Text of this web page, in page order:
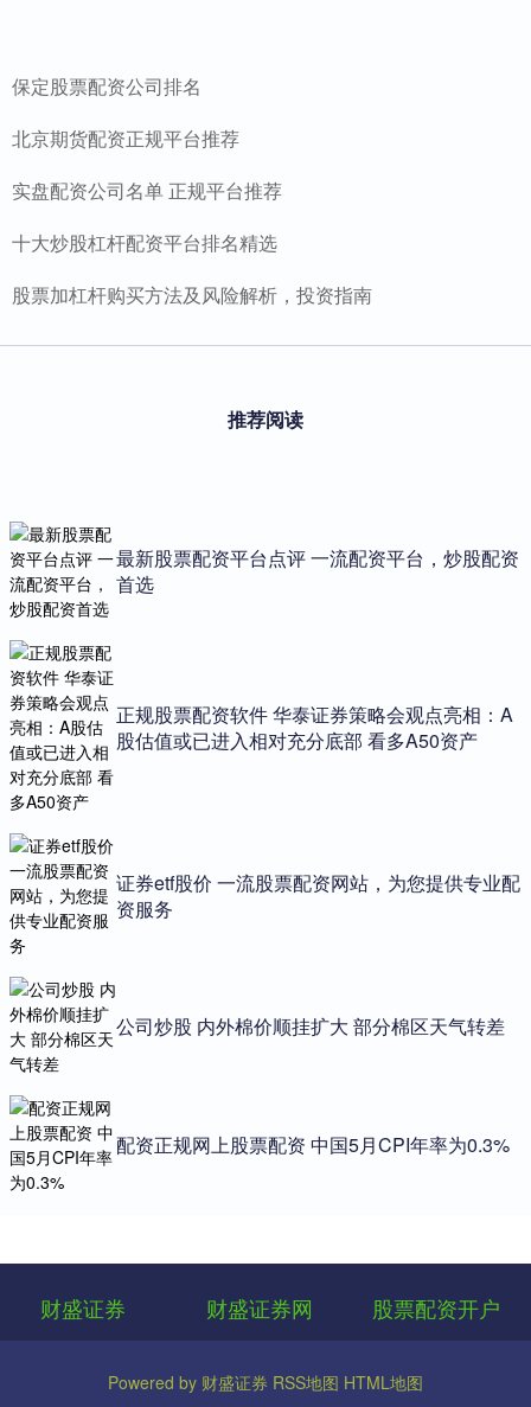
保定股票配资公司排名
北京期货配资正规平台推荐
实盘配资公司名单 正规平台推荐
十大炒股杠杆配资平台排名精选
股票加杠杆购买方法及风险解析，投资指南
推荐阅读
最新股票配资平台点评 一流配资平台，炒股配资
首选
正规股票配资软件 华泰证券策略会观点亮相：A
股估值或已进入相对充分底部 看多A50资产
证券etf股价 一流股票配资网站，为您提供专业配
资服务
公司炒股 内外棉价顺挂扩大 部分棉区天气转差
配资正规网上股票配资 中国5月CPI年率为0.3%
财盛证券 财盛证券网 股票配资开户
Powered by 财盛证券 RSS地图 HTML地图